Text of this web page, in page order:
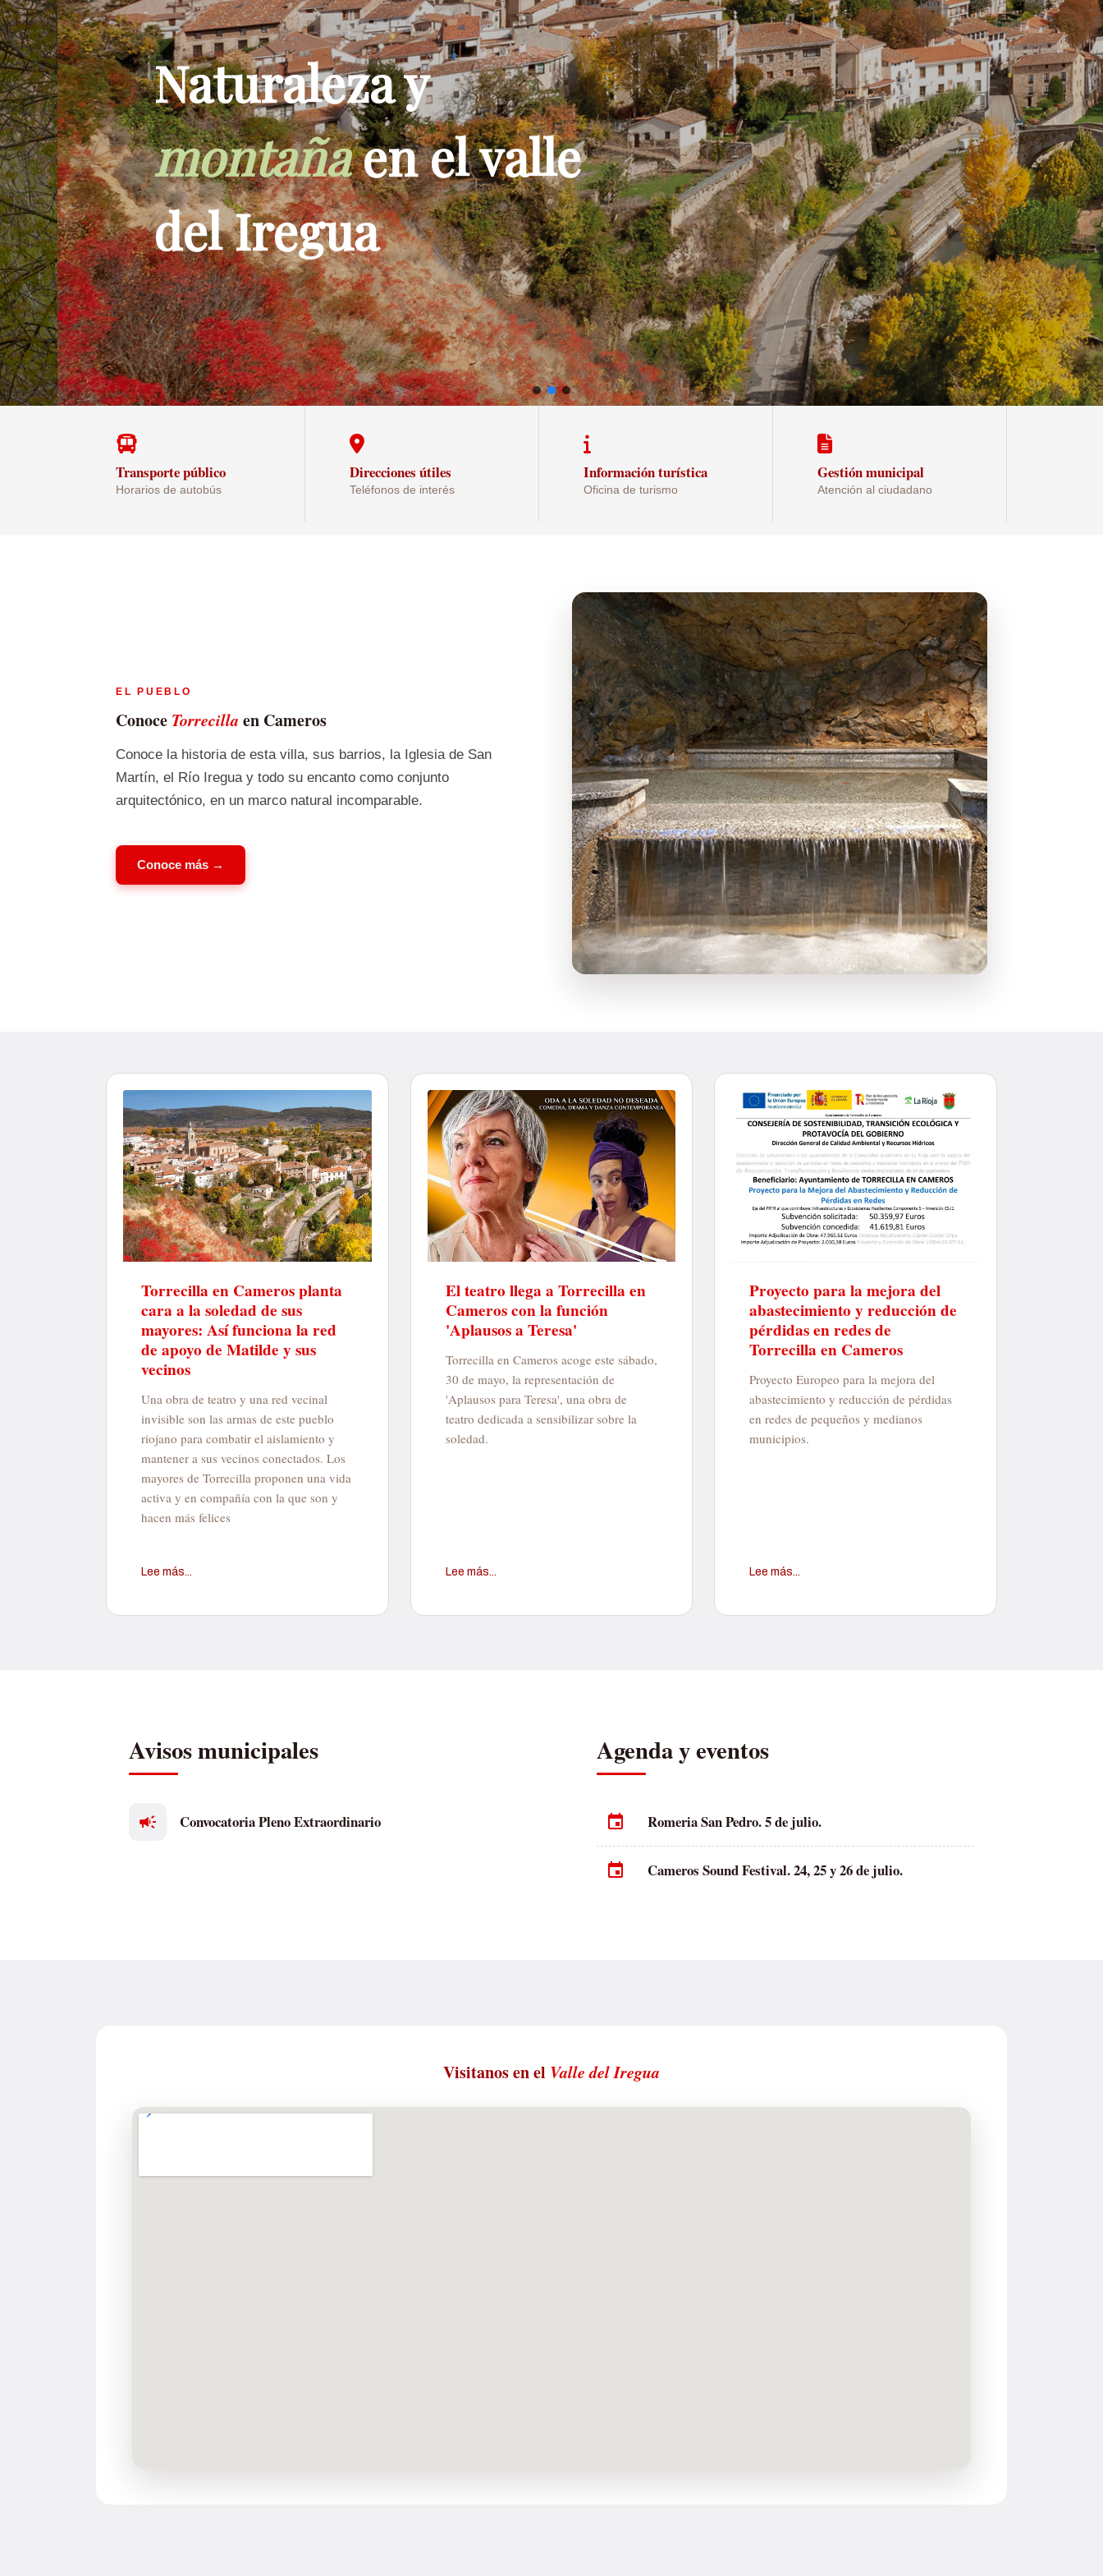
Naturaleza y
montañaen el valle
del Iregua
Transporte público
Horarios de autobús
Direcciones útiles
Teléfonos de interés
Información turística
Oficina de turismo
Gestión municipal
Atención al ciudadano
EL PUEBLO
Conoce Torrecilla en Cameros
Conoce la historia de esta villa, sus barrios, la Iglesia de San
Martín, el Río Iregua y todo su encanto como conjunto
arquitectónico, en un marco natural incomparable.
Conoce más →
Torrecilla en Cameros planta
cara a la soledad de sus
mayores: Así funciona la red
de apoyo de Matilde y sus
vecinos
Una obra de teatro y una red vecinal
invisible son las armas de este pueblo
riojano para combatir el aislamiento y
mantener a sus vecinos conectados. Los
mayores de Torrecilla proponen una vida
activa y en compañía con la que son y
hacen más felices
Lee más...
El teatro llega a Torrecilla en
Cameros con la función
'Aplausos a Teresa'
Torrecilla en Camerosacoge este sábado,
30 de mayo, la representación de
'Aplausos para Teresa', una obra de
teatro dedicada a sensibilizar sobre la
soledad.
Lee más...
Proyecto para la mejora del
abastecimiento y reducción de
pérdidas en redes de
Torrecilla en Cameros
Proyecto Europeo para la mejora del
abastecimiento y reducción de pérdidas
en redes de pequeños y medianos
municipios.
Lee más...
Avisos municipales
Convocatoria Pleno Extraordinario
Agenda y eventos
Romeria San Pedro. 5 de julio.
Cameros Sound Festival. 24, 25 y 26 de julio.
Visitanos en el Valle del Iregua